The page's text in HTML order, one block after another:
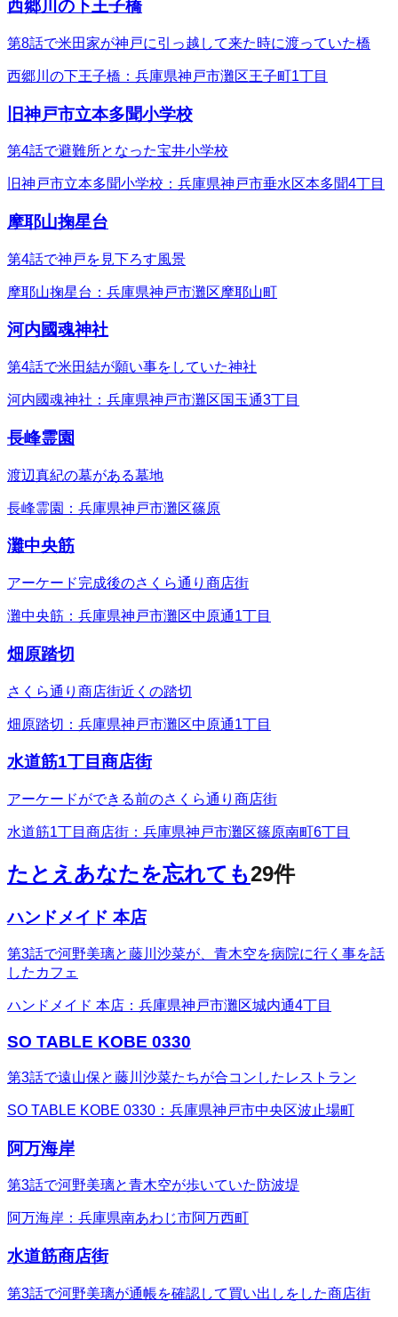
西郷川の下王子橋
第8話で米田家が神戸に引っ越して来た時に渡っていた橋
西郷川の下王子橋：兵庫県神戸市灘区王子町1丁目
旧神戸市立本多聞小学校
第4話で避難所となった宝井小学校
旧神戸市立本多聞小学校：兵庫県神戸市垂水区本多聞4丁目
摩耶山掬星台
第4話で神戸を見下ろす風景
摩耶山掬星台：兵庫県神戸市灘区摩耶山町
河内國魂神社
第4話で米田結が願い事をしていた神社
河内國魂神社：兵庫県神戸市灘区国玉通3丁目
長峰霊園
渡辺真紀の墓がある墓地
長峰霊園：兵庫県神戸市灘区篠原
灘中央筋
アーケード完成後のさくら通り商店街
灘中央筋：兵庫県神戸市灘区中原通1丁目
畑原踏切
さくら通り商店街近くの踏切
畑原踏切：兵庫県神戸市灘区中原通1丁目
水道筋1丁目商店街
アーケードができる前のさくら通り商店街
水道筋1丁目商店街：兵庫県神戸市灘区篠原南町6丁目
たとえあなたを忘れても29件
ハンドメイド 本店
第3話で河野美璃と藤川沙菜が、青木空を病院に行く事を話
したカフェ
ハンドメイド 本店：兵庫県神戸市灘区城内通4丁目
SO TABLE KOBE 0330
第3話で遠山保と藤川沙菜たちが合コンしたレストラン
SO TABLE KOBE 0330：兵庫県神戸市中央区波止場町
阿万海岸
第3話で河野美璃と青木空が歩いていた防波堤
阿万海岸：兵庫県南あわじ市阿万西町
水道筋商店街
第3話で河野美璃が通帳を確認して買い出しをした商店街